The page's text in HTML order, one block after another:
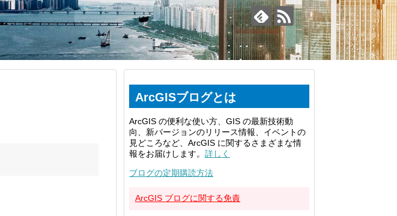
ArcGISブログとは
ArcGIS の便利な使い方、GIS の最新技術動
向、新バージョンのリリース情報、イベントの
見どころなど、ArcGIS に関するさまざまな情
報をお届けします。 詳しく
ブログの定期購読方法
ArcGIS ブログに関する免責